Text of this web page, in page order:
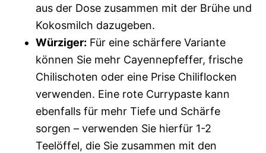
aus der Dose zusammen mit der Brühe und
Kokosmilch dazugeben.
Würziger: Für eine schärfere Variante
können Sie mehr Cayennepfeffer, frische
Chilischoten oder eine Prise Chiliflocken
verwenden. Eine rote Currypaste kann
ebenfalls für mehr Tiefe und Schärfe
sorgen – verwenden Sie hierfür 1-2
Teelöffel, die Sie zusammen mit den